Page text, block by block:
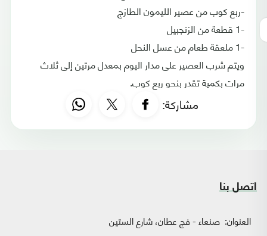
-ربع كوب من عصير الليمون الطازج
-1 قطعة من الزنجبيل
-1 ملعقة طعام من عسل النحل
ويتم شرب العصير على مدار اليوم بمعدل مرتين إلى ثلاث
مرات بكمية تقدر بنحو ربع كوب.
مشاركة:
اتصل بنا
العنوان: صنعاء - فج عطان، شارع الستين